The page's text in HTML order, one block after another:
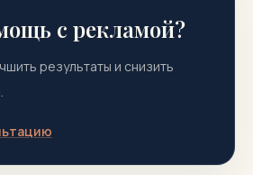
с рекламой?
результаты и снизить